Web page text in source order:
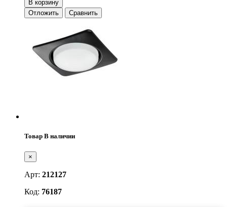
В корзину
Отложить
Сравнить
Товар В наличии
×
Арт: 212127
Код: 76187